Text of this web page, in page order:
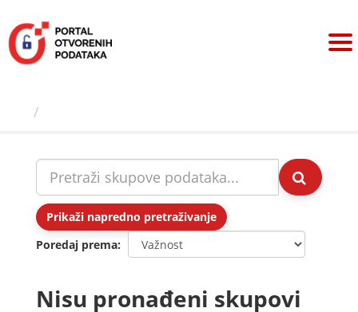
sadržaj
Prikaži napredno pretraživanje
Poredaj prema
Nisu pronađeni skupovi